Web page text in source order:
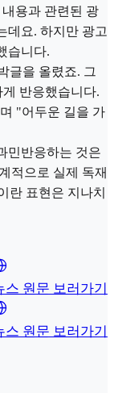
용과 관련된 광
데요. 하지만 광고
습니다.
글을 올렸죠. 그
반응했습니다.
"어두운 길을 가
민반응하는 것은
적으로 실제 독재
란 표현은 지나치
스 원문 보러가기
스 원문 보러가기